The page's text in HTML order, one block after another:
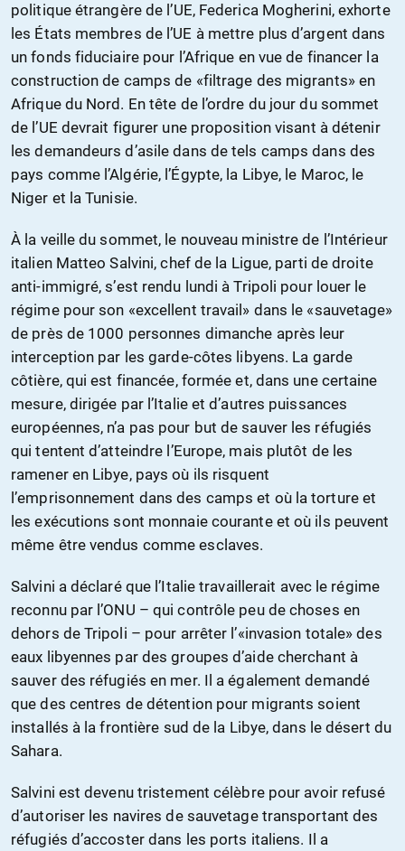
politique étrangère de l’UE, Federica Mogherini, exhorte
les États membres de l’UE à mettre plus d’argent dans
un fonds fiduciaire pour l’Afrique en vue de financer la
construction de camps de «filtrage des migrants» en
Afrique du Nord. En tête de l’ordre du jour du sommet
de l’UE devrait figurer une proposition visant à détenir
les demandeurs d’asile dans de tels camps dans des
pays comme l’Algérie, l’Égypte, la Libye, le Maroc, le
Niger et la Tunisie.
À la veille du sommet, le nouveau ministre de l’Intérieur
italien Matteo Salvini, chef de la Ligue, parti de droite
anti-immigré, s’est rendu lundi à Tripoli pour louer le
régime pour son «excellent travail» dans le «sauvetage»
de près de 1000 personnes dimanche après leur
interception par les garde-côtes libyens. La garde
côtière, qui est financée, formée et, dans une certaine
mesure, dirigée par l’Italie et d’autres puissances
européennes, n’a pas pour but de sauver les réfugiés
qui tentent d’atteindre l’Europe, mais plutôt de les
ramener en Libye, pays où ils risquent
l’emprisonnement dans des camps et où la torture et
les exécutions sont monnaie courante et où ils peuvent
même être vendus comme esclaves.
Salvini a déclaré que l’Italie travaillerait avec le régime
reconnu par l’ONU – qui contrôle peu de choses en
dehors de Tripoli – pour arrêter l’«invasion totale» des
eaux libyennes par des groupes d’aide cherchant à
sauver des réfugiés en mer. Il a également demandé
que des centres de détention pour migrants soient
installés à la frontière sud de la Libye, dans le désert du
Sahara.
Salvini est devenu tristement célèbre pour avoir refusé
d’autoriser les navires de sauvetage transportant des
réfugiés d’accoster dans les ports italiens. Il a